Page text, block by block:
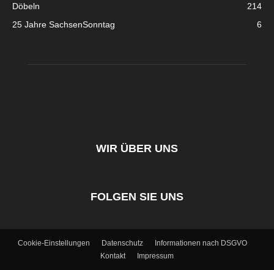
Döbeln
214
25 Jahre SachsenSonntag
6
WIR ÜBER UNS
FOLGEN SIE UNS
Cookie-Einstellungen Datenschutz
Informationen nach DSGVO
Kontakt
Impressum